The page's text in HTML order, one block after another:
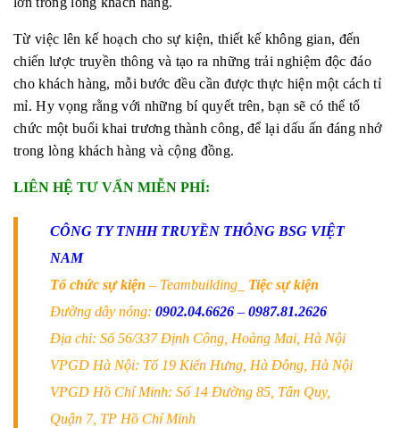
Từ việc lên kế hoạch cho sự kiện, thiết kế không gian, đến
chiến lược truyền thông và tạo ra những trải nghiệm độc đáo
cho khách hàng, mỗi bước đều cần được thực hiện một cách tỉ
mỉ. Hy vọng rằng với những bí quyết trên, bạn sẽ có thể tổ
chức một buổi khai trương thành công, để lại dấu ấn đáng nhớ
trong lòng khách hàng và cộng đồng.
LIÊN HỆ TƯ VẤN MIỄN PHÍ:
CÔNG TY TNHH TRUYỀN THÔNG BSG VIỆT
NAM
Tổ chức sự kiện – Teambuilding_ Tiệc sự kiện
Đường dây nóng: 0902.04.6626 – 0987.81.2626
Địa chỉ: Số 56/337 Định Công, Hoàng Mai, Hà Nội
VPGD Hà Nội: Tổ 19 Kiến Hưng, Hà Đông, Hà Nội
VPGD Hồ Chí Minh: Số 14 Đường 85, Tân Quy,
Quận 7, TP Hồ Chí Minh